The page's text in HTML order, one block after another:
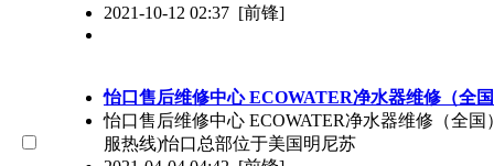
2021-10-12 02:37 [前锋]
怡口售后维修中心 ECOWATER净水器维修（全
怡口售后维修中心 ECOWATER净水器维修（全
服热线)怡口总部位于美国明尼苏